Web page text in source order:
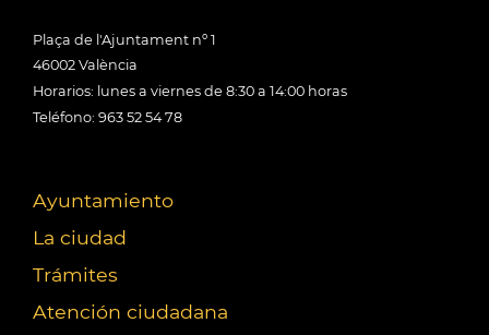
Plaça de l'Ajuntament nº 1
46002 València
Horarios: lunes a viernes de 8:30 a 14:00 horas
Teléfono: 963 52 54 78
Ayuntamiento
La ciudad
Trámites
Atención ciudadana